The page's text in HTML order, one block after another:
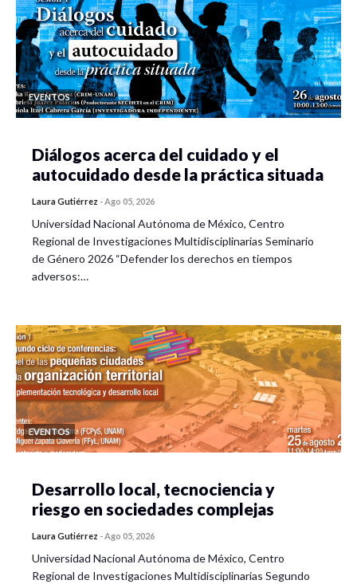
EVENTOS
Diálogos acerca del cuidado y el
autocuidado desde la práctica situada
Laura Gutiérrez -Ago 05, 2026
Universidad Nacional Autónoma de México, Centro
Regional de Investigaciones Multidisciplinarias Seminario
de Género 2026 “Defender los derechos en tiempos
adversos:…
EVENTOS
Desarrollo local, tecnociencia y
riesgo en sociedades complejas
Laura Gutiérrez -Ago 05, 2026
Universidad Nacional Autónoma de México, Centro
Regional de Investigaciones Multidisciplinarias Segundo